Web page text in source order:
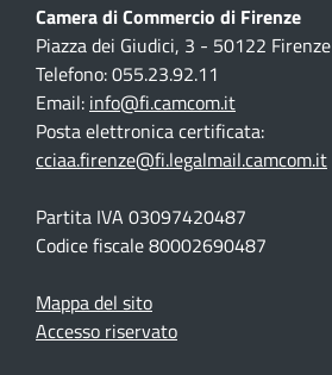
Camera di Commercio di Firenze
Piazza dei Giudici, 3 - 50122 Firenze
Telefono: 055.23.92.11
Email: info@fi.camcom.it
Posta elettronica certificata:
cciaa.firenze@fi.legalmail.camcom.it
Partita IVA 03097420487
Codice fiscale 80002690487
Mappa del sito
Accesso riservato